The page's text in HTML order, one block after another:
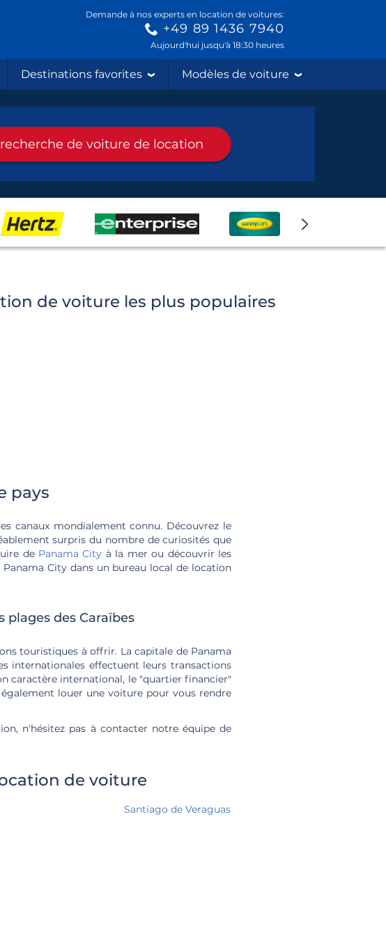
Demande à nos experts en location de voitures:
+49 89 1436 7940
Aujourd'hui jusqu'à 18:30 heures
Destinations favorites Modèles de voiture
de voiture de location
de voiture les plus populaires
pays
canaux mondialement connu. Découvrez le
surpris du nombre de curiosités que
de Panama City à la mer ou découvrir les
City dans un bureau local de location
plages des Caraïbes
touristiques à offrir. La capitale de Panama
internationales effectuent leurs transactions
caractère international, le "quartier financier"
louer une voiture pour vous rendre
n'hésitez pas à contacter notre équipe de
de voiture
Santiago de Veraguas